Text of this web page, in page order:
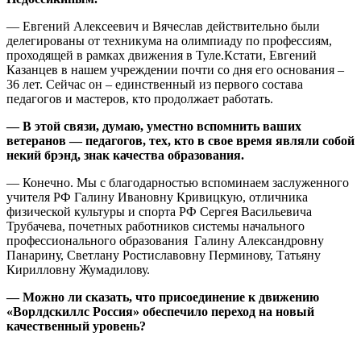
— Евгений Алексеевич и Вячеслав действительно были
делегированы от техникума на олимпиаду по профессиям,
проходящей в рамках движения в Туле.Кстати, Евгений
Казанцев в нашем учреждении почти со дня его основания –
36 лет. Сейчас он – единственный из первого состава
педагогов и мастеров, кто продолжает работать.
— В этой связи, думаю, уместно вспомнить ваших
ветеранов — педагогов, тех, кто в свое время являли собой
некий брэнд, знак качества образования.
— Конечно. Мы с благодарностью вспоминаем заслуженного
учителя РФ Галину Ивановну Кривицкую, отличника
физической культуры и спорта РФ Сергея Васильевича
Трубачева, почетных работников системы начального
профессионального образования Галину Александровну
Панарину, Светлану Ростиславовну Перминову, Татьяну
Кирилловну Жумадилову.
— Можно ли сказать, что присоединение к движению
«Ворлдскиллс Россия» обеспечило переход на новый
качественный уровень?